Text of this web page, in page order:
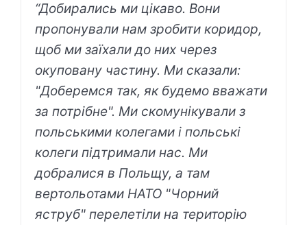
“Добирались ми цікаво. Вони
пропонували нам зробити коридор,
щоб ми заїхали до них через
окуповану частину. Ми сказали:
"Доберемся так, як будемо вважати
за потрібне". Ми скомунікували з
польськими колегами і польські
колеги підтримали нас. Ми
добралися в Польщу, а там
вертольотами НАТО "Чорний
яструб" перелетіли на територію